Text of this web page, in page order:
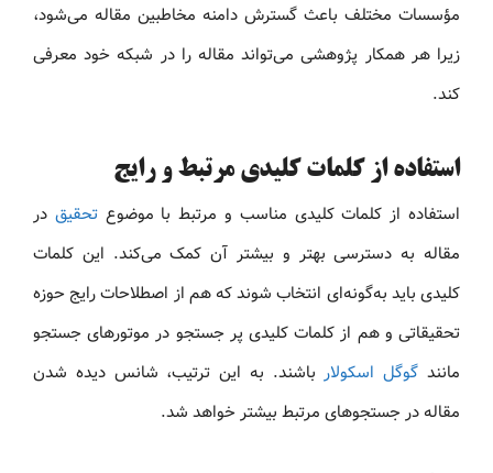
مؤسسات مختلف باعث گسترش دامنه مخاطبین مقاله می‌شود،
زیرا هر همکار پژوهشی می‌تواند مقاله را در شبکه خود معرفی
کند.
استفاده از کلمات کلیدی مرتبط و رایج
استفاده از کلمات کلیدی مناسب و مرتبط با موضوعتحقیق در
مقاله به دسترسی بهتر و بیشتر آن کمک می‌کند. این کلمات
کلیدی باید به‌گونه‌ای انتخاب شوند که هم از اصطلاحات رایج حوزه
تحقیقاتی و هم از کلمات کلیدی پر جستجو در موتورهای جستجو
مانند گوگل اسکولار باشند. به این ترتیب، شانس دیده شدن
مقاله در جستجوهای مرتبط بیشتر خواهد شد.